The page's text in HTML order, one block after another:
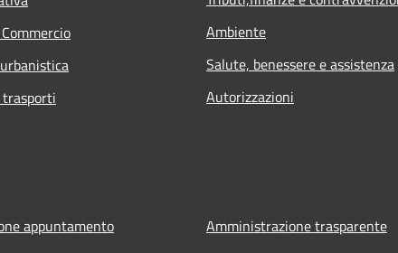
Ambiente
Salute, benessere e assistenza
Autorizzazioni
appuntamento
Amministrazione trasparente